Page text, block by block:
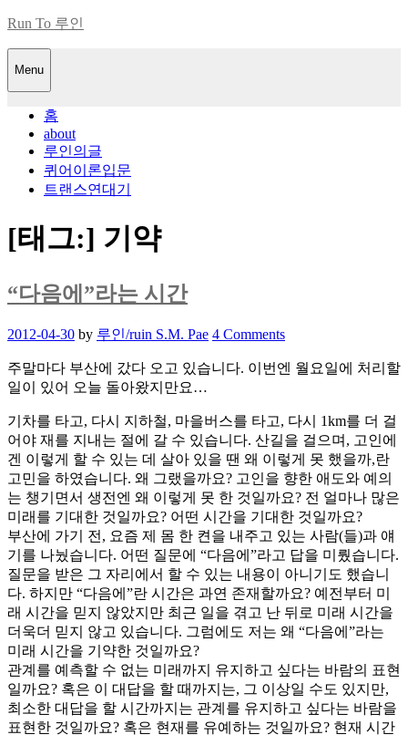
Skip
content
Run To 루인
Menu
홈
about
루인의글
퀴어이론입문
트랜스연대기
[태그:] 기약
“다음에”라는 시간
Posted
2012-04-30 by 루인/ruin S.M. Pae 4 Comments
주말마다 부산에 갔다 오고 있습니다. 이번엔 월요일에 처리할
일이 있어 오늘 돌아왔지만요…
기차를 타고, 다시 지하철, 마을버스를 타고, 다시 1km를 더 걸
어야 재를 지내는 절에 갈 수 있습니다. 산길을 걸으며, 고인에
겐 이렇게 할 수 있는 데 살아 있을 땐 왜 이렇게 못 했을까,란
고민을 하였습니다. 왜 그랬을까요? 고인을 향한 애도와 예의
는 챙기면서 생전엔 왜 이렇게 못 한 것일까요? 전 얼마나 많은
미래를 기대한 것일까요? 어떤 시간을 기대한 것일까요?
부산에 가기 전, 요즘 제 몸 한 켠을 내주고 있는 사람(들)과 얘
기를 나눴습니다. 어떤 질문에 “다음에”라고 답을 미뤘습니다.
질문을 받은 그 자리에서 할 수 있는 내용이 아니기도 했습니
다. 하지만 “다음에”란 시간은 과연 존재할까요? 예전부터 미
래 시간을 믿지 않았지만 최근 일을 겪고 난 뒤로 미래 시간을
더욱더 믿지 않고 있습니다. 그럼에도 저는 왜 “다음에”라는
미래 시간을 기약한 것일까요?
관계를 예측할 수 없는 미래까지 유지하고 싶다는 바람의 표현
일까요? 혹은 이 대답을 할 때까지는, 그 이상일 수도 있지만,
최소한 대답을 할 시간까지는 관계를 유지하고 싶다는 바람을
표현한 것일까요? 혹은 현재를 유예하는 것일까요? 현재 시간